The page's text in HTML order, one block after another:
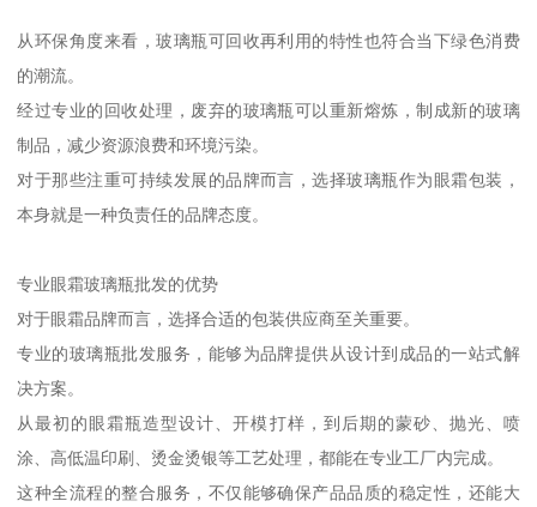
从环保角度来看，玻璃瓶可回收再利用的特性也符合当下绿色消费
的潮流。
经过专业的回收处理，废弃的玻璃瓶可以重新熔炼，制成新的玻璃
制品，减少资源浪费和环境污染。
对于那些注重可持续发展的品牌而言，选择玻璃瓶作为眼霜包装，
本身就是一种负责任的品牌态度。
专业眼霜玻璃瓶批发的优势
对于眼霜品牌而言，选择合适的包装供应商至关重要。
专业的玻璃瓶批发服务，能够为品牌提供从设计到成品的一站式解
决方案。
从最初的眼霜瓶造型设计、开模打样，到后期的蒙砂、抛光、喷
涂、高低温印刷、烫金烫银等工艺处理，都能在专业工厂内完成。
这种全流程的整合服务，不仅能够确保产品品质的稳定性，还能大